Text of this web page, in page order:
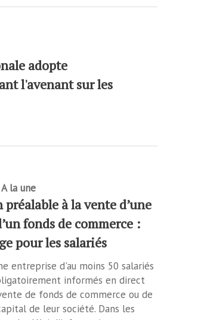
adopte
l'avenant sur les
A la une
à la vente d’une
fonds de commerce :
pour les salariés
entreprise d'au moins 50 salariés
informés en direct
de fonds de commerce ou de
de leur société. Dans les